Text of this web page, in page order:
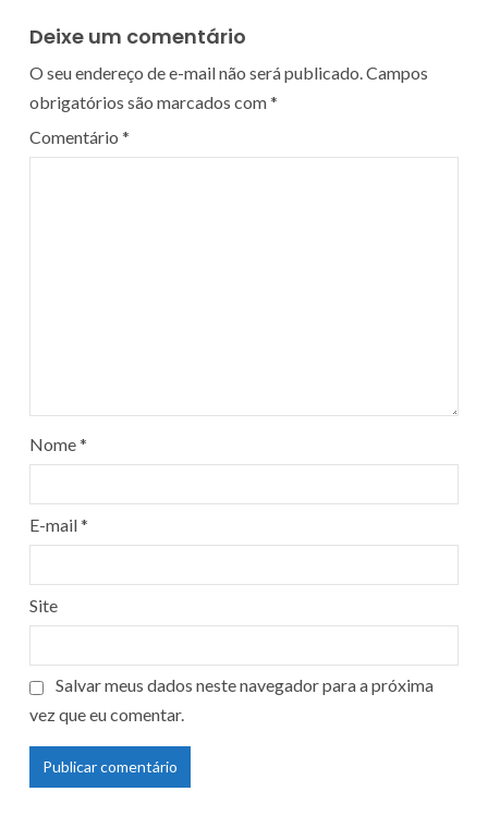
Deixe um comentário
O seu endereço de e-mail não será publicado.Campos
obrigatórios são marcados com*
Comentário *
Nome*
E-mail*
Site
Salvar meus dados neste navegador para a próxima
vez que eu comentar.